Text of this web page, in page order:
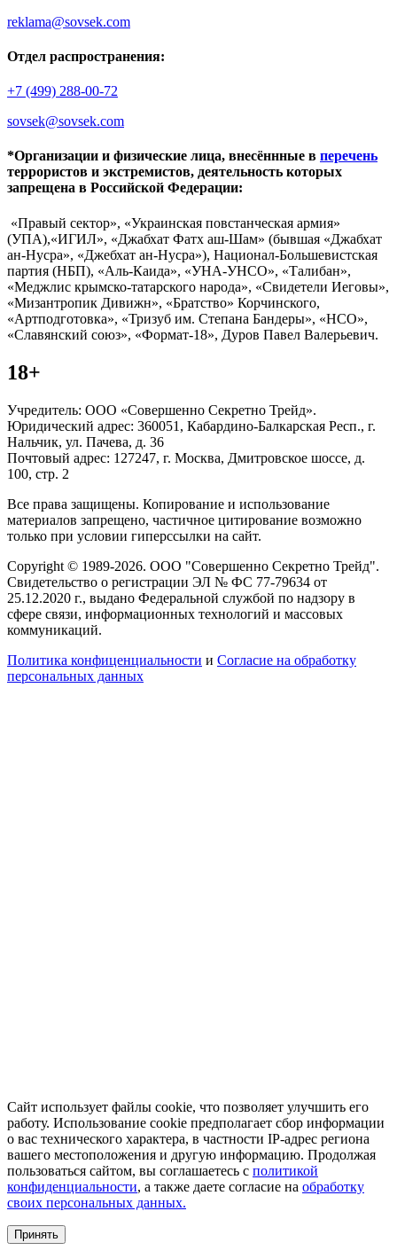
reklama@sovsek.com
Отдел распространения:
+7 (499) 288-00-72
sovsek@sovsek.com
*Организации и физические лица, внесённные в перечень
террористов и экстремистов, деятельность которых
запрещена в Российской Федерации:
«Правый сектор», «Украинская повстанческая армия»
(УПА),«ИГИЛ», «Джабхат Фатх аш-Шам» (бывшая «Джабхат
ан-Нусра», «Джебхат ан-Нусра»), Национал-Большевистская
партия (НБП), «Аль-Каида», «УНА-УНСО», «Талибан»,
«Меджлис крымско-татарского народа», «Свидетели Иеговы»,
«Мизантропик Дивижн», «Братство» Корчинского,
«Артподготовка», «Тризуб им. Степана Бандеры», «НСО»,
«Славянский союз», «Формат-18», Дуров Павел Валерьевич.
18+
Учредитель: ООО «Совершенно Секретно Трейд».
Юридический адрес: 360051, Кабардино-Балкарская Респ., г.
Нальчик, ул. Пачева, д. 36
Почтовый адрес: 127247, г. Москва, Дмитровское шоссе, д.
100, стр. 2
Все права защищены. Копирование и использование
материалов запрещено, частичное цитирование возможно
только при условии гиперссылки на сайт.
Copyright © 1989-2026. ООО "Совершенно Секретно Трейд".
Свидетельство о регистрации ЭЛ № ФС 77-79634 от
25.12.2020 г., выдано Федеральной службой по надзору в
сфере связи, информационных технологий и массовых
коммуникаций.
Политика конфиценциальности и Согласие на обработку
персональных данных
Сайт использует файлы cookie, что позволяет улучшить его
работу. Использование cookie предполагает сбор информации
о вас технического характера, в частности IP-адрес региона
вашего местоположения и другую информацию. Продолжая
пользоваться сайтом, вы соглашаетесь с политикой
конфиденциальности, а также даете согласие на обработку
своих персональных данных.
Принять